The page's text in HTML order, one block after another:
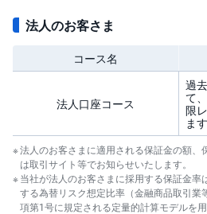
法人のお客さま
コース名
法人口座コース
過
て
限
ます
法人のお客さまに適用される保証金の額、
は取引サイト等でお知らせいたします。
当社が法人のお客さまに採用する保証金
する為替リスク想定比率（金融商品取引業
項第1号に規定される定量的計算モデルを